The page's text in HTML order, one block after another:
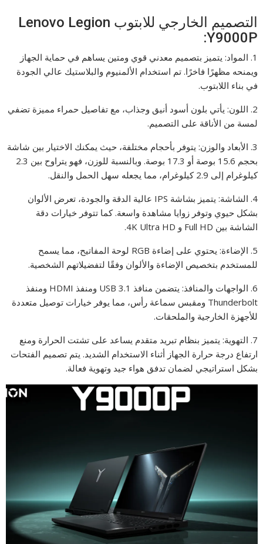
التصميم الخارجي للابتوب Lenovo Legion
Y9000P:
1. المواد: يتميز بتصميم معدني قوي ومتين يساهم في حماية الجهاز
ويمنحه مظهرًا فاخرًا. تم استخدام الألمنيوم والبلاستيك عالي الجودة
في بناء اللابتوب.
2. اللون: يأتي بلون أسود أنيق وجذاب، مع تفاصيل حمراء مميزة تضفي
لمسة من الأناقة على التصميم.
3. الأبعاد والوزن: يتوفر بأحجام مختلفة، حيث يمكنك الاختيار بين شاشة
بحجم 15.6 بوصة أو 17.3 بوصة. وبالنسبة للوزن، فهو يتراوح بين 2.3
كيلوغرام إلى 2.9 كيلوغرام، مما يجعله سهل الحمل والنقل.
4. الشاشة: يتميز بشاشة IPS عالية الدقة والجودة، تعرض الألوان
بشكل حيوي وتوفر زوايا مشاهدة واسعة. كما تتوفر خيارات دقة
الشاشة بين Full HD و 4K Ultra HD.
5. الإضاءة: يحتوي على إضاءة RGB لوحة المفاتيح، مما يسمح
للمستخدم بتخصيص الإضاءة والألوان وفقًا لتفضيلاتهم الشخصية.
6. الواجهات والمنافذ: يتضمن منافذ USB 3.1 ومنفذ HDMI ومنفذ
Thunderbolt ومقبس سماعة رأس، مما يوفر خيارات توصيل متعددة
للأجهزة الخارجية والملحقات.
7. التهوية: يتميز بنظام تبريد متقدم يساعد على تشتت الحرارة ومنع
ارتفاع درجة حرارة الجهاز أثناء الاستخدام الشديد. يتم تصميم الفتحات
بشكل استراتيجي لضمان تدفق هواء جيد وتهوية فعالة.